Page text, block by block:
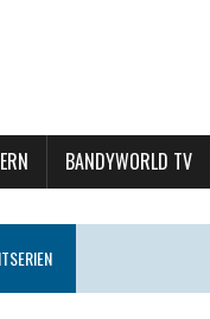
BANDYWORLD TV